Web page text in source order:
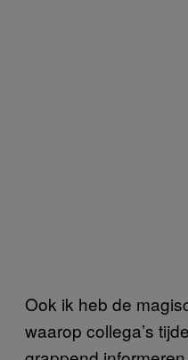
Ook ik heb de
waarop collega’s